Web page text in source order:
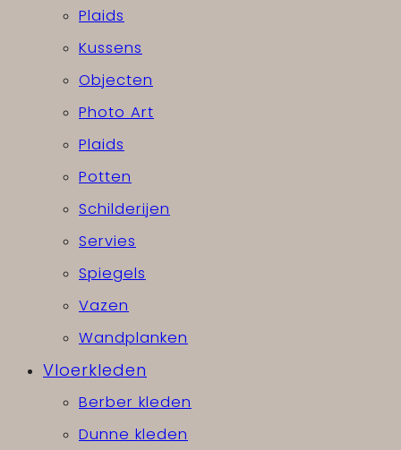
Plaids
Kussens
Objecten
Photo Art
Plaids
Potten
Schilderijen
Servies
Spiegels
Vazen
Wandplanken
Vloerkleden
Berber kleden
Dunne kleden